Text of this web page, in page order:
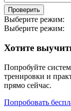
Проверить
Выберите режим:
Выберите режим:
Хотите
Попробуйте
тренировки и
прямо сейчас.
Попробовать